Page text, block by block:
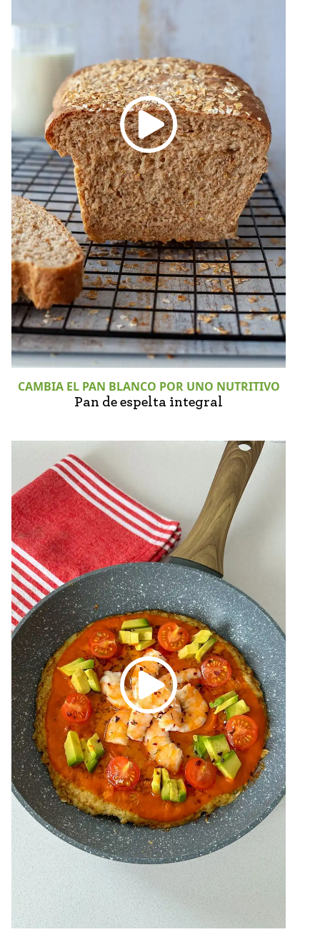
CAMBIA EL PAN BLANCO POR UNO NUTRITIVO
Pan de espelta integral